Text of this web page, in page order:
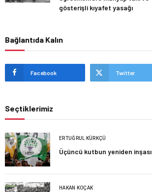
gösterişli kıyafet yasağı
Bağlantıda Kalın
Facebook Twitter
Seçtiklerimiz
ERTUĞRUL KÜRKÇÜ
Üçüncü kutbun yeniden inşası
HAKAN KOÇAK